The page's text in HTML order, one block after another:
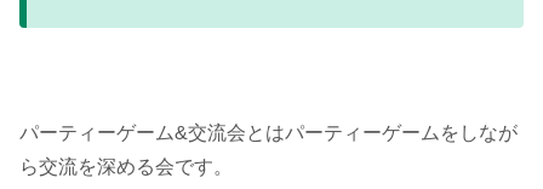
パーティーゲーム&交流会とはパーティーゲームをしなが
ら交流を深める会です。